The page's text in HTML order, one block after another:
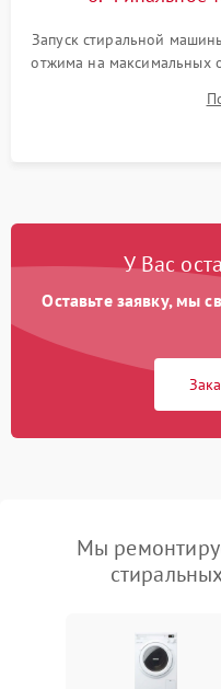
Запуск стиральной
отжима на максимальных
корректности слива,
посторонних
У Вас
Оставьте заявку, мы
Мы